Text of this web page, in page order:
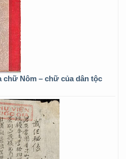
chữ Nôm – chữ của dân tộc